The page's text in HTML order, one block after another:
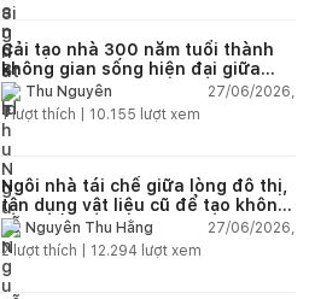
Cải tạo nhà 300 năm tuổi thành
không gian sống hiện đại giữa
thiên nhiên
Thu Nguyễn
27/06/2026,
1lượt thích | 10.155 lượt xem
Ngôi nhà tái chế giữa lòng đô thị,
tận dụng vật liệu cũ để tạo không
gian sống linh hoạt
Nguyễn Thu Hằng
27/06/2026,
2lượt thích | 12.294 lượt xem